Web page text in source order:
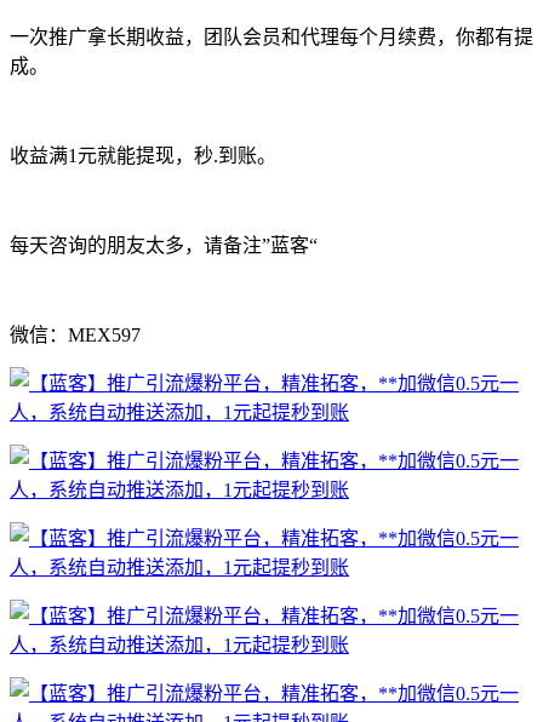
一次推广拿长期收益，团队会员和代理每个月续费，你都有提
成。
收益满1元就能提现，秒.到账。
每天咨询的朋友太多，请备注”蓝客“
微信：MEX597